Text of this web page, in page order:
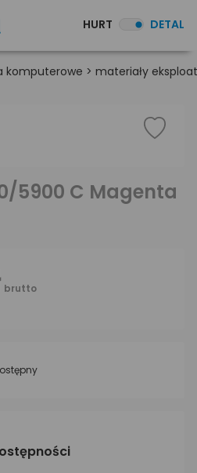
HURT DETAL
komputerowe > materiały
5900 C Magenta
brutto